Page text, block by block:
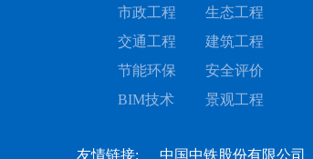
市政工程
生态工程
交通工程
建筑工程
节能环保
安全评价
BIM技术
景观工程
友情链接: 中国中铁股份有限公司